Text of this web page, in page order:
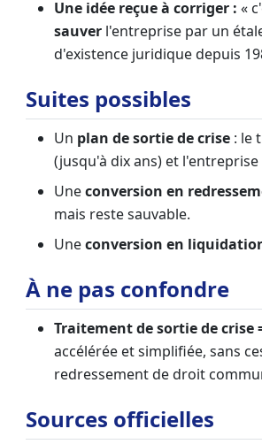
Une idée reçue à corriger : «
sauver l'entreprise par un
d'existence juridique depuis
Suites possibles
Un plan de sortie de crise : le
(jusqu'à dix ans) et
Uneconversion en
mais reste sauvable.
Uneconversion en
À ne pas confondre
Traitement de sortie de
accélérée et simplifiée, sans
redressement de droit
Sources officielles